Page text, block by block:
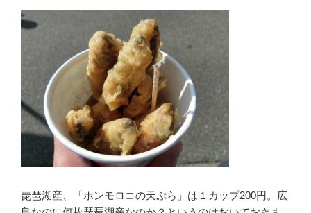
琵琶湖産、「ホンモロコの天ぷら」は１カップ200円。広